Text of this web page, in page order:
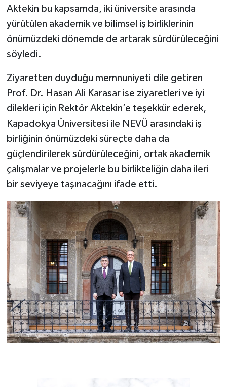
Aktekin bu kapsamda, iki üniversite arasında
yürütülen akademik ve bilimsel iş birliklerinin
önümüzdeki dönemde de artarak sürdürüleceğini
söyledi.
Ziyaretten duyduğu memnuniyeti dile getiren
Prof. Dr. Hasan Ali Karasar ise ziyaretleri ve iyi
dilekleri için Rektör Aktekin’e teşekkür ederek,
Kapadokya Üniversitesi ile NEVÜ arasındaki iş
birliğinin önümüzdeki süreçte daha da
güçlendirilerek sürdürüleceğini, ortak akademik
çalışmalar ve projelerle bu birlikteliğin daha ileri
bir seviyeye taşınacağını ifade etti.